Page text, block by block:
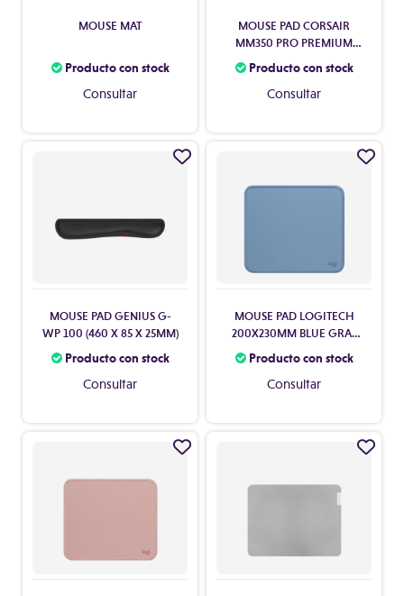
MOUSE MAT
Producto con stock
Consultar
MOUSE PAD CORSAIR
MM350 PRO PREMIUM
ANTI-DERRAMES XL
Producto con stock
Consultar
MOUSE PAD GENIUS G-
WP 100 (460 X 85 X 25MM)
Producto con stock
Consultar
MOUSE PAD LOGITECH
200X230MM BLUE GRAY
956-000038
Producto con stock
Consultar